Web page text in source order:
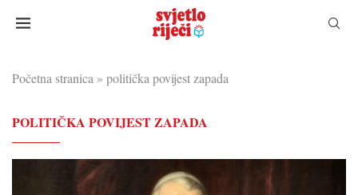
Početna stranica » politička povijest zapada
POLITIČKA POVIJEST ZAPADA